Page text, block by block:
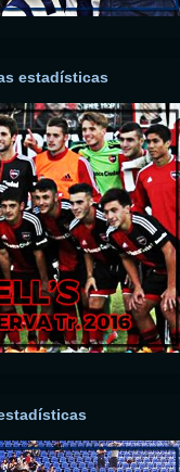
estadísticas